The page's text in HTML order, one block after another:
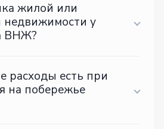
жилой или
недвижимости у
ВНЖ?
расходы есть при
на побережье